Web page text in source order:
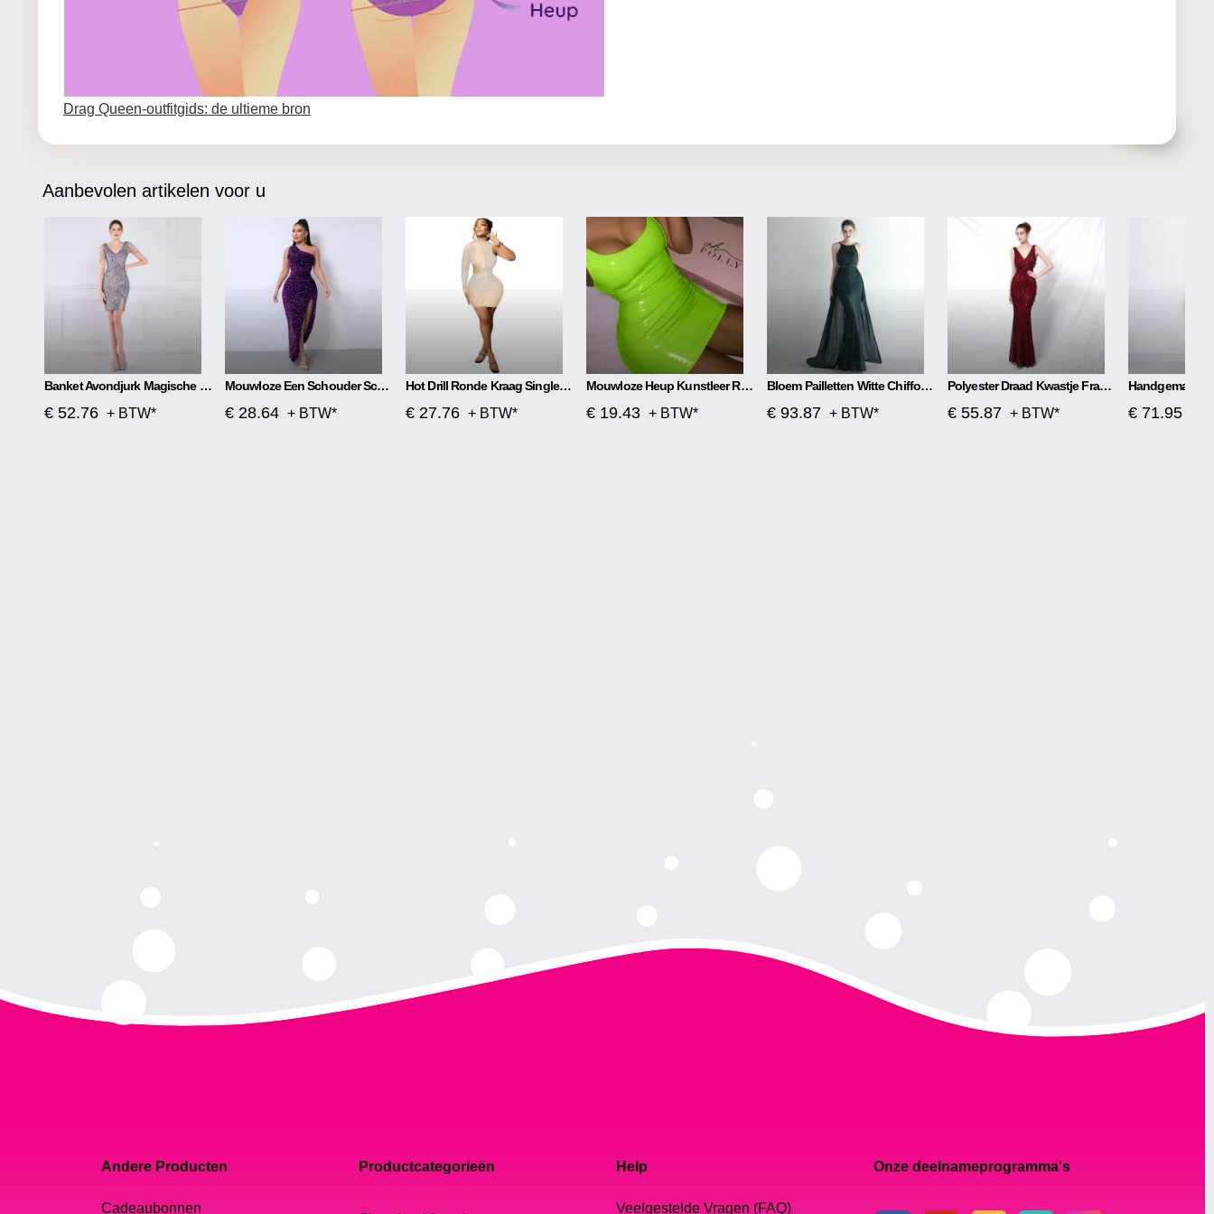
Drag Queen-outfitgids: de ultieme bron
Aanbevolen artikelen voor u
Banket Avondjurk Magische Kleur Kralen Kort
€ 52.76 + BTW*
Mouwloze Een Schouder Schuine Hals Pailletten Prachtige Jurk Met Split
€ 28.64 + BTW*
Hot Drill Ronde Kraag Single Sleeve Mesh Perspective Hollow Out Rok Jurk
€ 27.76 + BTW*
Mouwloze Heup Kunstleer Rits PU Hoge Elastische Ronde Hals Jurk
€ 19.43 + BTW*
Bloem Pailletten Witte Chiffon Rok Craft Bestellen
€ 93.87 + BTW*
Polyester Draad Kwastje Franje Vissenstaart Banket Elegant
€ 55.87 + BTW* € 71.95
Andere Producten
Cadeaubonnen
Productcategorieën Help
Veelgestelde Vragen (FAQ)
Onze deelnameprogramma's